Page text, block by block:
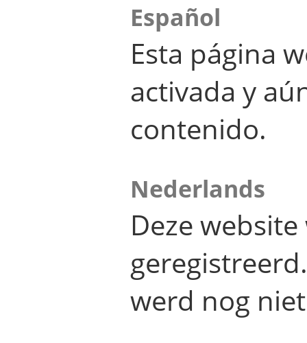
Español
Esta página
activada y
contenido.
Nederlands
Deze
werd nog